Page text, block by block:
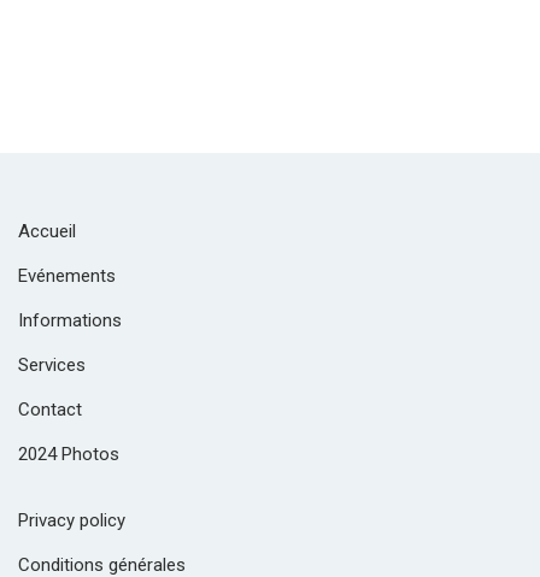
Accueil
Evénements
Informations
Services
Contact
2024 Photos
Privacy policy
Conditions générales